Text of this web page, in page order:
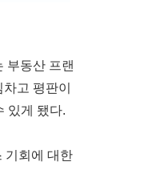
부동산 프랜
차고 평판이
있게 됐다.
기회에 대한